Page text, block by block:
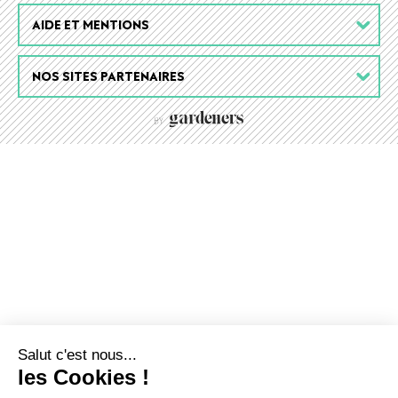
AIDE ET MENTIONS
NOS SITES PARTENAIRES
Salut c'est nous...
les Cookies !